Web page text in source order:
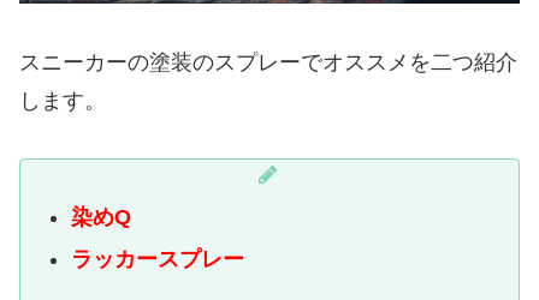
スニーカーの塗装のスプレーでオススメを二つ紹介
します。
染めQ
ラッカースプレー